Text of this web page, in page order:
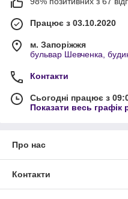
Працює з 03.10.2020
м. Запоріжжя
бульвар Шевченка,
Контакти
Сьогодні працює з
Показати весь графік
Про нас
Контакти